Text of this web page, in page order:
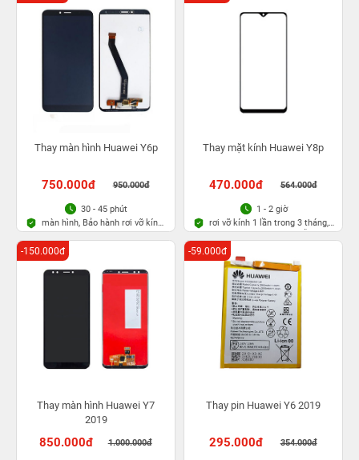
Thay màn hình Huawei Y6p
750.000đ 950.000đ
30 - 45 phút
màn hình, Bảo hành rơi vỡ kính
1 lần trong 3 tháng
Thay mặt kính Huawei Y8p
470.000đ 564.000đ
1 - 2 giờ
rơi vỡ kính 1 lần trong 3 tháng,
Bảo hành bụi bọt vĩnh viễn
Thay màn hình Huawei Y7
2019
850.000đ 1.000.000đ
-150.000đ
Thay pin Huawei Y6 2019
295.000đ 354.000đ
-59.000đ